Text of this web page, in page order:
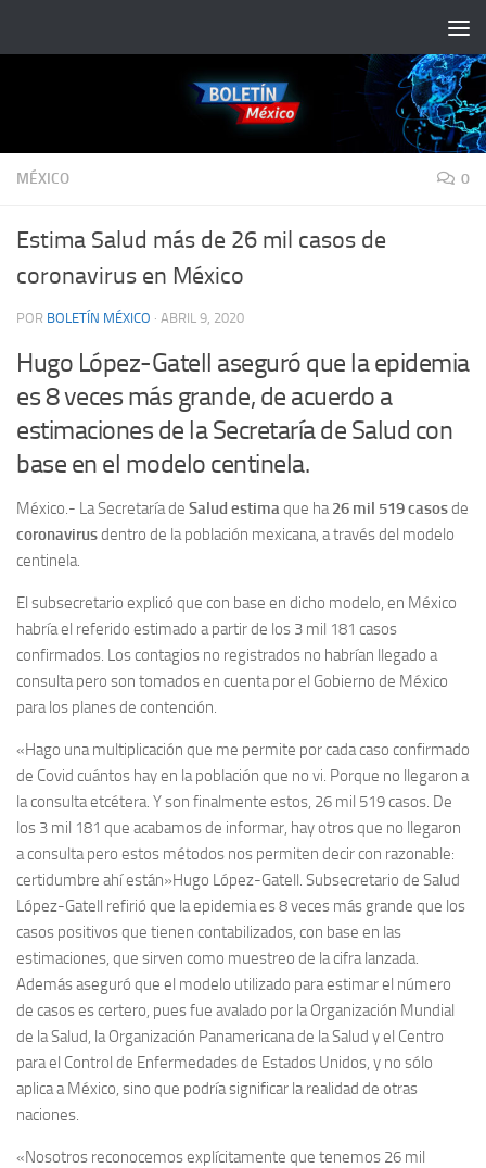
MÉXICO 0
Estima Salud más de 26 mil casos de
coronavirus en México
POR BOLETÍN MÉXICO · ABRIL 9, 2020
Hugo López-Gatell aseguró que la epidemia
es 8 veces más grande, de acuerdo a
estimaciones de la Secretaría de Salud con
base en el modelo centinela.
México.- La Secretaría de Salud estimaque ha26 mil 519 casosde
coronavirusdentro de la población mexicana, a través del modelo
centinela.
El subsecretario explicó que con base en dicho modelo, en México
habría el referido estimado a partir de los 3 mil 181 casos
confirmados. Los contagios no registrados no habrían llegado a
consulta pero son tomados en cuenta por el Gobierno de México
para los planes de contención.
«Hago una multiplicación que me permite por cada caso confirmado
de Covid cuántos hay en la población que no vi. Porque no llegaron a
la consulta etcétera. Y son finalmente estos, 26 mil 519 casos. De
los 3 mil 181 que acabamos de informar, hay otros que no llegaron
a consulta pero estos métodos nos permiten decir con razonable:
certidumbre ahí están»Hugo López-Gatell. Subsecretario de Salud
López-Gatell refirió que la epidemia es 8 veces más grande que los
casos positivos que tienen contabilizados, con base en las
estimaciones, que sirven como muestreo de la cifra lanzada.
Además aseguró que el modelo utilizado para estimar el número
de casos es certero, pues fue avalado por la Organización Mundial
de la Salud, la Organización Panamericana de la Salud y el Centro
para el Control de Enfermedades de Estados Unidos, y no sólo
aplica a México, sino que podría significar la realidad de otras
naciones.
«Nosotros reconocemos explícitamente que tenemos 26 mil